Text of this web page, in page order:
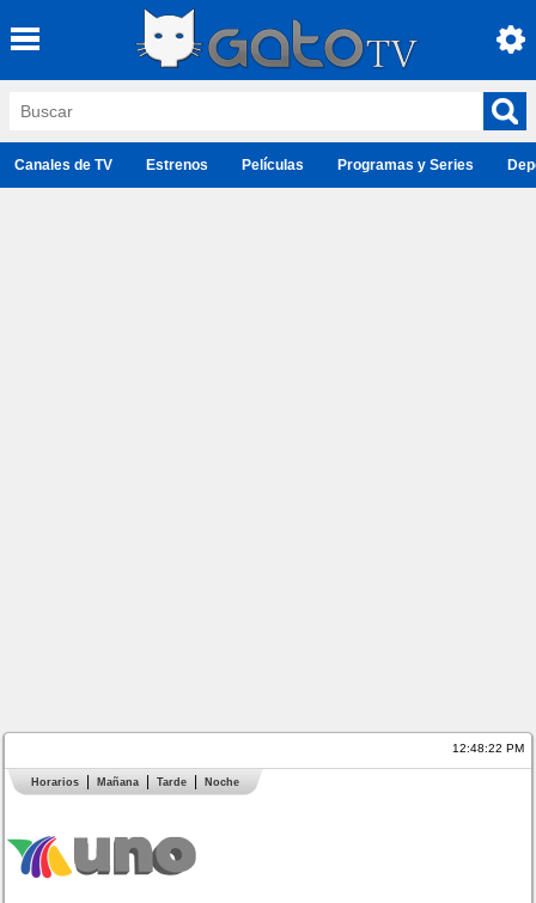
Canales de TV Estrenos Películas Programas y Series
12:48:22 PM
Horarios Mañana Tarde Noche